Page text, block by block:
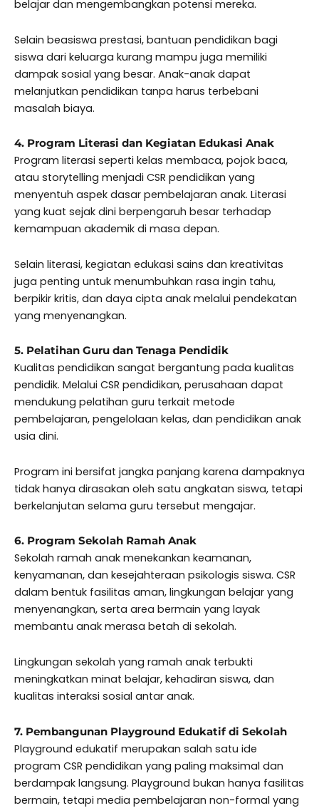
belajar dan mengembangkan potensi mereka.
Selain beasiswa prestasi, bantuan pendidikan bagi
siswa dari keluarga kurang mampu juga memiliki
dampak sosial yang besar. Anak-anak dapat
melanjutkan pendidikan tanpa harus terbebani
masalah biaya.
4. Program Literasi dan Kegiatan Edukasi Anak
Program literasi seperti kelas membaca, pojok baca,
atau storytelling menjadi CSR pendidikan yang
menyentuh aspek dasar pembelajaran anak. Literasi
yang kuat sejak dini berpengaruh besar terhadap
kemampuan akademik di masa depan.
Selain literasi, kegiatan edukasi sains dan kreativitas
juga penting untuk menumbuhkan rasa ingin tahu,
berpikir kritis, dan daya cipta anak melalui pendekatan
yang menyenangkan.
5. Pelatihan Guru dan Tenaga Pendidik
Kualitas pendidikan sangat bergantung pada kualitas
pendidik. Melalui CSR pendidikan, perusahaan dapat
mendukung pelatihan guru terkait metode
pembelajaran, pengelolaan kelas, dan pendidikan anak
usia dini.
Program ini bersifat jangka panjang karena dampaknya
tidak hanya dirasakan oleh satu angkatan siswa, tetapi
berkelanjutan selama guru tersebut mengajar.
6. Program Sekolah Ramah Anak
Sekolah ramah anak menekankan keamanan,
kenyamanan, dan kesejahteraan psikologis siswa. CSR
dalam bentuk fasilitas aman, lingkungan belajar yang
menyenangkan, serta area bermain yang layak
membantu anak merasa betah di sekolah.
Lingkungan sekolah yang ramah anak terbukti
meningkatkan minat belajar, kehadiran siswa, dan
kualitas interaksi sosial antar anak.
7. Pembangunan Playground Edukatif di Sekolah
Playground edukatif merupakan salah satu ide
program CSR pendidikan yang paling maksimal dan
berdampak langsung. Playground bukan hanya fasilitas
bermain, tetapi media pembelajaran non-formal yang